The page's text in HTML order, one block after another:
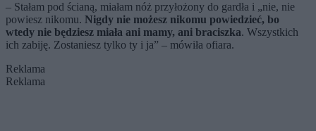
– Stałam pod ścianą, miałam nóż przyłożony do gardła i „nie, nie
powiesz nikomu. Nigdy nie możesz nikomu powiedzieć, bo
wtedy nie będziesz miała ani mamy, ani braciszka. Wszystkich
ich zabiję. Zostaniesz tylko ty i ja” – mówiła ofiara.
Reklama
Reklama